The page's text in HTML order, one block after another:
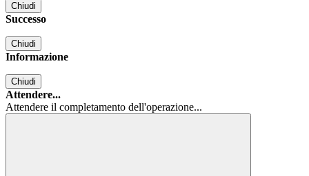
Chiudi
Successo
Chiudi
Informazione
Chiudi
Attendere...
Attendere il completamento dell'operazione...